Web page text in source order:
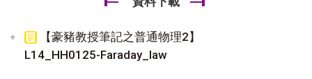
【豪豬教授筆記之普通物理2】
L14_HH0125-Faraday_law